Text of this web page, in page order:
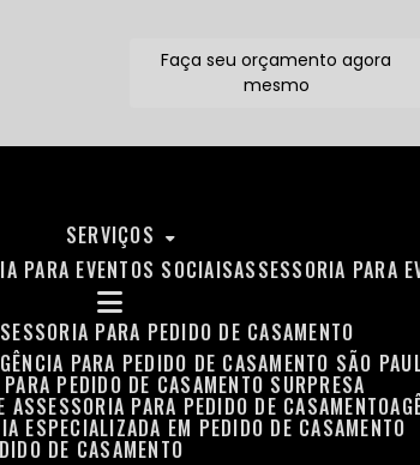
Faça seu orçamento agora
mesmo
SERVIÇOS
PARA EVENTOS SOCIAIS ASSESSORIA PARA
PARA PEDIDO DE CASAMENTO
AGÊNCIA PARA PEDIDO DE CASAMENTO SÃO
PARA PEDIDO DE CASAMENTO SURPRESA
E ASSESSORIA PARA PEDIDO DE CASAMENTO
ESPECIALIZADA EM PEDIDO DE CASAMENTO
DE CASAMENTO